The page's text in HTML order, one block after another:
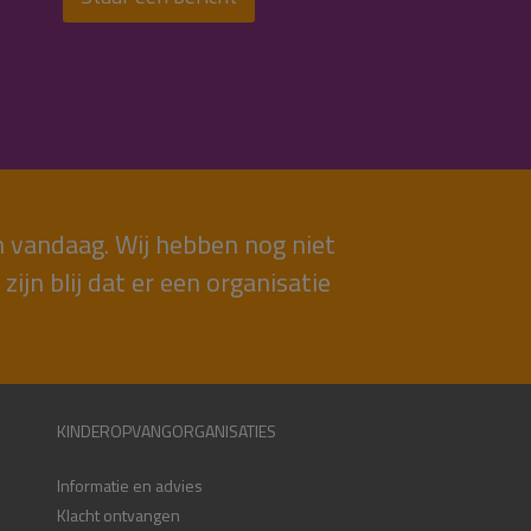
Wij hebben nog niet
blij dat er een organisatie
KINDEROPVANGORGANISATIES
Informatie en advies
Klacht ontvangen